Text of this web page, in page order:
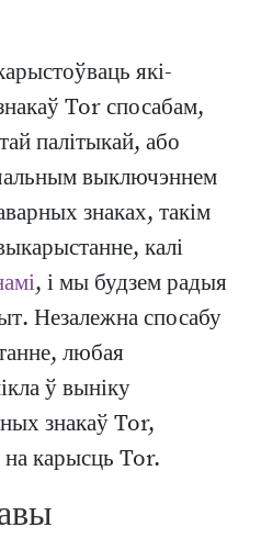
які-
Tor спосабам,
палітыкай, або
выключэннем
знаках, такім
калі
, і мы будзем радыя
Незалежна спосабу
любая
ў выніку
знакаў Tor,
карысць Tor.